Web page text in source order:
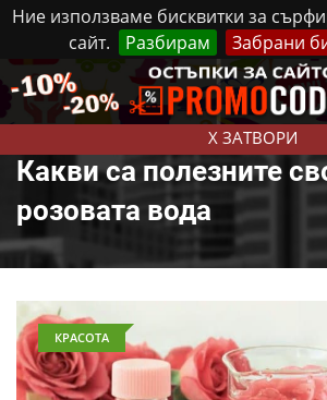
Ние използваме бисквитки за
сайт.
Разбирам Забрани
X ЗАТВОРИ
Четвъртък, 6 Август, 2026
Какви са полезните
розовата вода
КРАСОТА